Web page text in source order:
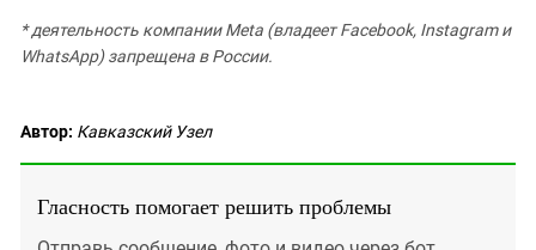
* деятельность компании Meta (владеет Facebook, Instagram и
WhatsApp) запрещена в России.
Автор: Кавказский Узел
Гласность помогает решить проблемы